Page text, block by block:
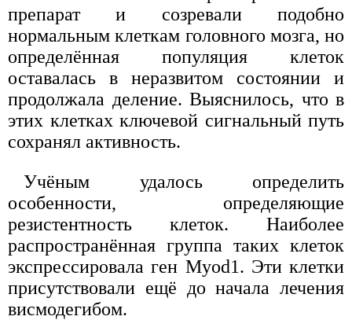
препарат и созревали подобно
нормальным клеткам головного мозга, но
определённая популяция клеток
оставалась в неразвитом состоянии и
продолжала деление. Выяснилось, что в
этих клетках ключевой сигнальный путь
сохранял активность.
Учёным удалось определить
особенности, определяющие
резистентность клеток. Наиболее
распространённая группа таких клеток
экспрессировала ген Myod1. Эти клетки
присутствовали ещё до начала лечения
висмодегибом.